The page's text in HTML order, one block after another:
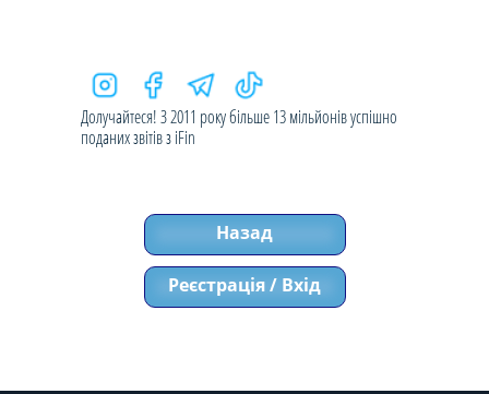
Долучайтеся! З 2011 року більше 13 мільйонів успішно
поданих звітів з iFin
Назад
Реєстрація / Вхід